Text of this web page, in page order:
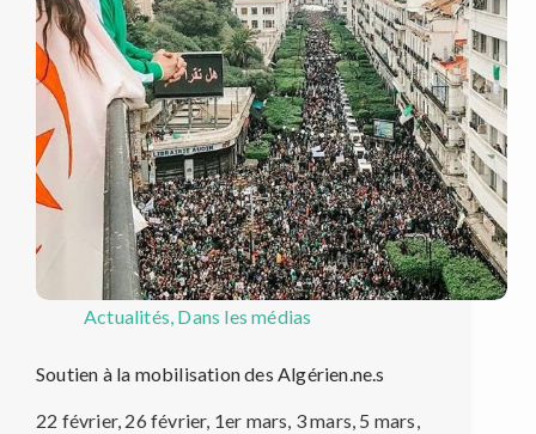
Actualités, Dans les médias
Soutien à la mobilisation des Algérien.ne.s
22 février, 26 février, 1er mars, 3 mars, 5 mars,